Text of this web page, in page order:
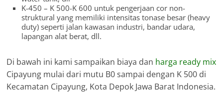
K-450 – K 500-K 600 untuk pengerjaan cor non-
struktural yang memiliki intensitas tonase besar (heavy
duty) seperti jalan kawasan industri, bandar udara,
lapangan alat berat, dll.
Di bawah ini kami sampaikan biaya dan harga ready mix
Cipayung mulai dari mutu B0 sampai dengan K 500 di
Kecamatan Cipayung, Kota Depok Jawa Barat Indonesia.